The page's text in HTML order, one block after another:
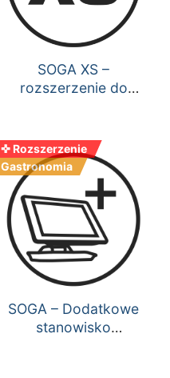
SOGA XS –
rozszerzenie do
✜ Rozszerzenie
Gastronomia
SOGA – Dodatkowe
stanowisko